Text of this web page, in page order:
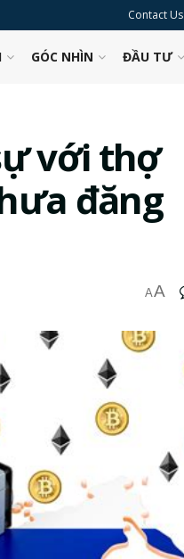
Contact Us
GÓC NHÌN ĐẦU TƯ
với thợ
đăng
AA